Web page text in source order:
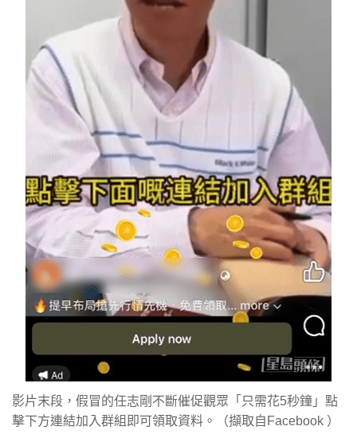
影片末段，假冒的任志剛不斷催促觀眾「只需花5秒鐘」點
擊下方連結加入群組即可領取資料。（擷取自Facebook ）